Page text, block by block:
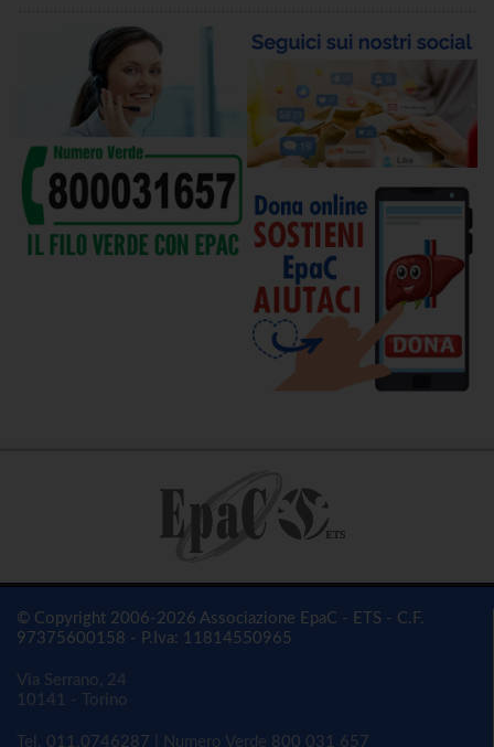
© Copyright 2006-2026 Associazione EpaC - ETS - C.F.
97375600158 - P.Iva: 11814550965
Via Serrano, 24
10141 - Torino
Tel. 011.0746287 | Numero Verde 800 031 657